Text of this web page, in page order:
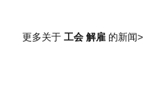
更多关于 工会 解雇的新闻